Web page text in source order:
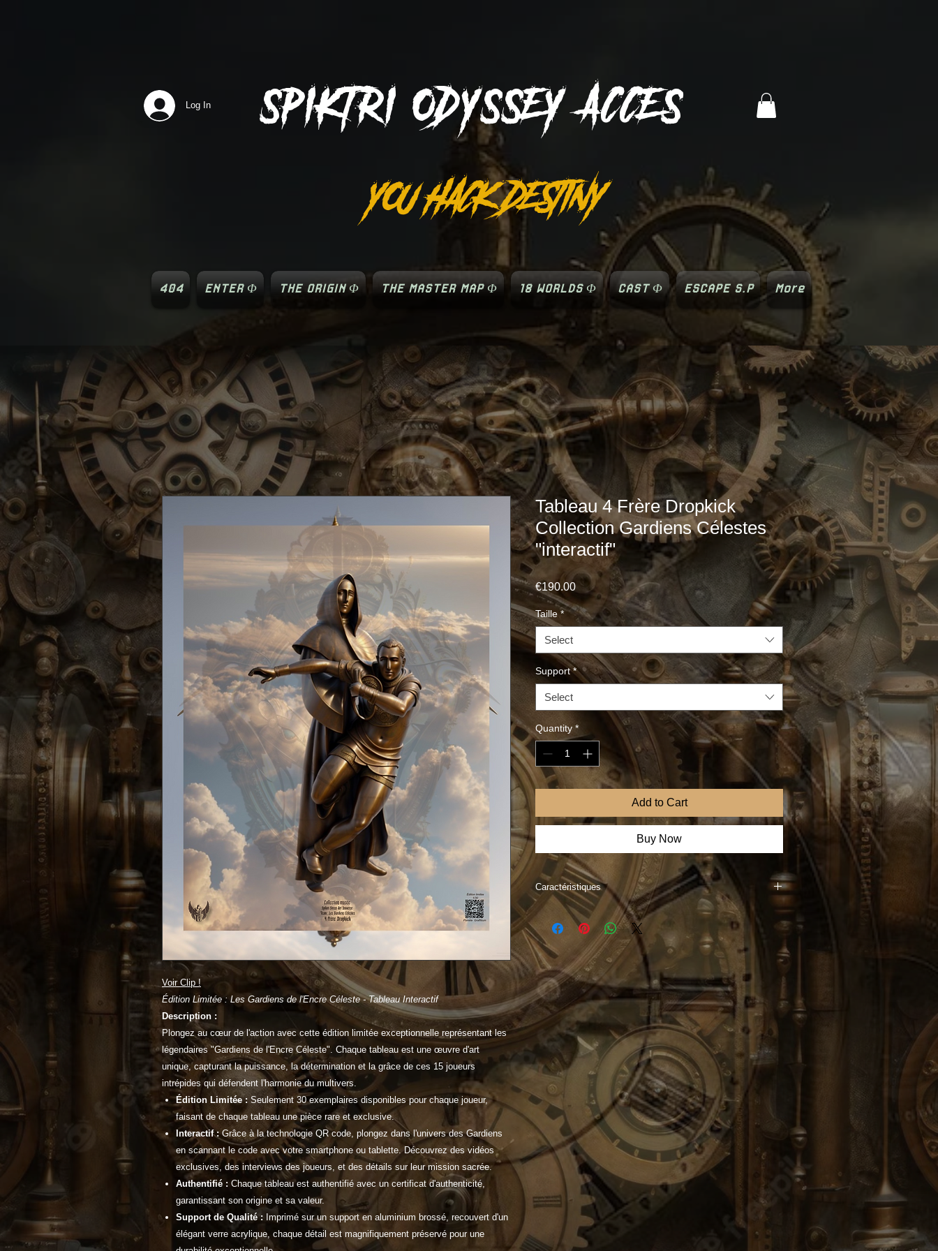
SPIKTRIODYSSEY ACCES
Log In
YOU HACK DESTINY
404 ENTER Φ THE ORIGIN Φ THE MASTER MAP Φ 18 WORLDS Φ CAST Φ ESCAPE S.P More
Voir Clip !
Édition Limitée : Les Gardiens de l'Encre Céleste - Tableau Interactif
Description :
Plongez au cœur de l'action avec cette édition limitée exceptionnelle représentant les
légendaires "Gardiens de l'Encre Céleste". Chaque tableau est une œuvre d'art
unique, capturant la puissance, la détermination et la grâce de ces 15 joueurs
intrépides qui défendent l'harmonie du multivers.
Édition Limitée : Seulement 30 exemplaires disponibles pour chaque joueur,
faisant de chaque tableau une pièce rare et exclusive.
Interactif :Grâce à la technologie QR code, plongez dans l'univers des Gardiens
en scannant le code avec votre smartphone ou tablette. Découvrez des vidéos
exclusives, des interviews des joueurs, et des détails sur leur mission sacrée.
Authentifié : Chaque tableau est authentifié avec un certificat d'authenticité,
garantissant son origine et sa valeur.
Support de Qualité : Imprimé sur un support en aluminium brossé, recouvert d'un
élégant verre acrylique, chaque détail est magnifiquement préservé pour une
Tableau 4 Frère Dropkick
Collection Gardiens Célestes
"interactif"
€190.00Price
Taille *
Select
Support *
Select
Quantity *
Add to Cart
Buy Now
Caractéristiques
"Embarquez dans l'aventure et devenez collectionneur
en vous appropriant un morceau du musée Spiktri !
Chaque tableau Cette édition limitée est bien plus qu'un
simple tableau ; c'est une expérience immersive, un lien
direct avec l'univers fascinant des Gardiens de l'Encre
Céleste. Ne manquez pas cette opportunité rare de
posséder une pièce de l'histoire de l'abbaye de
Fontfroide et du multivers.